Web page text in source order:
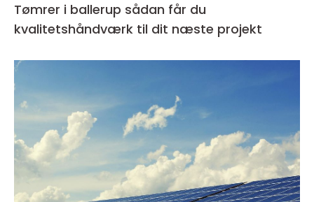
Tømrer i ballerup sådan får du
kvalitetshåndværk til dit næste projekt